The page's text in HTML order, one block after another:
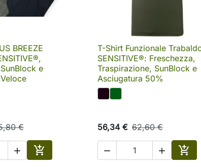
Anteprima
BREEZE
e
€
 
Aggiungi al carrello
 Anteprima
T-Shirt Funzionale
SENSITIVE®: Freschezza,
Traspirazione, SunBlock e
Asciugatura 50%
56,34 € 62,60 €
  